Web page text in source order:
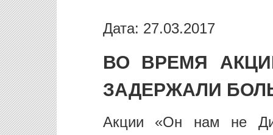
Дата: 27.03.2017
ВО ВРЕМЯ
ЗАДЕРЖАЛИ
Акции «Он нам не